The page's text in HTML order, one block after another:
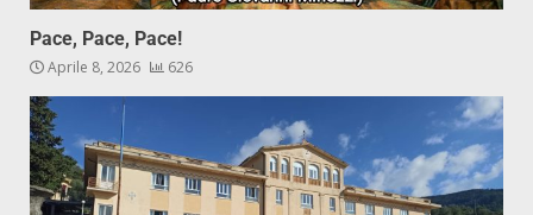
Pace, Pace, Pace!
Aprile 8, 2026 626